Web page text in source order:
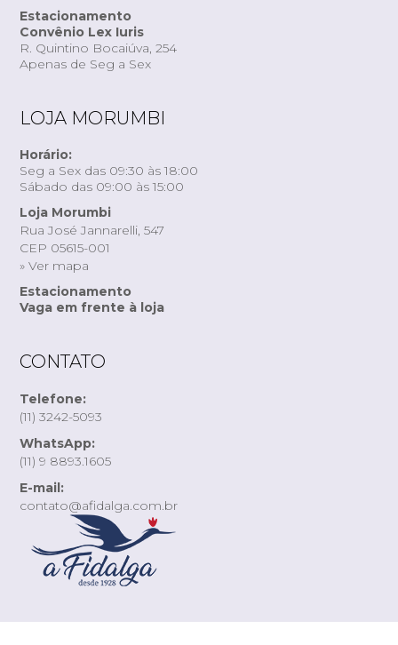
Estacionamento
Convênio Lex Iuris
R. Quintino Bocaiúva, 254
Apenas de Seg a Sex
LOJA MORUMBI
Horário:
Seg a Sex das 09:30 às 18:00
Sábado das 09:00 às 15:00
Loja Morumbi
Rua José Jannarelli, 547
CEP 05615-001
» Ver mapa
Estacionamento
Vaga em frente à loja
CONTATO
Telefone:
(11) 3242-5093
WhatsApp:
(11) 9 8893.1605
E-mail:
contato@afidalga.com.br